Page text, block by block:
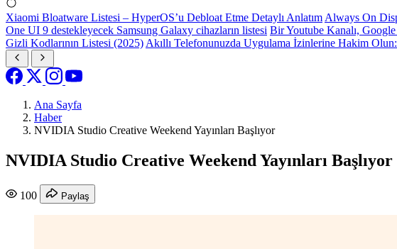
Xiaomi Bloatware Listesi – HyperOS’u Debloat Etme Detaylı Anlatım Always On
One UI 9 destekleyecek Samsung Galaxy cihazların listesi Bir Youtube Kanalı, Google
Gizli Kodlarının Listesi (2025) Akıllı Telefonunuzda Uygulama İzinlerine Hakim
Ana Sayfa
Haber
NVIDIA Studio Creative Weekend Yayınları Başlıyor
NVIDIA Studio Creative Weekend Yayınları Başlıyor
100 Paylaş